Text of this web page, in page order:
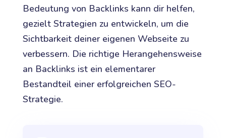
Bedeutung von Backlinks kann dir helfen,
gezielt Strategien zu entwickeln, um die
Sichtbarkeit deiner eigenen Webseite zu
verbessern. Die richtige Herangehensweise
an Backlinks ist ein elementarer
Bestandteil einer erfolgreichen SEO-
Strategie.